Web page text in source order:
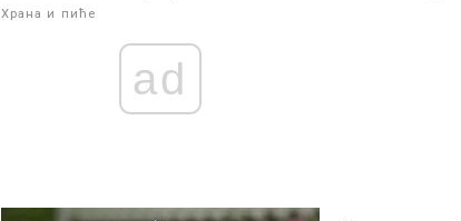
Храна и пиће
ad